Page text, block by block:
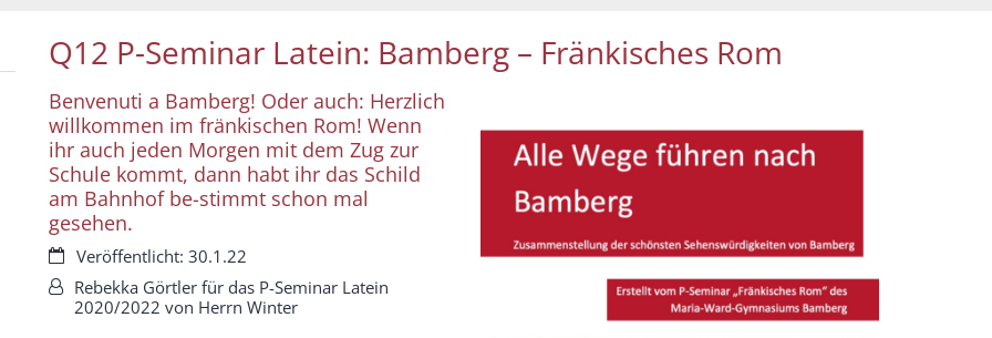
Q12 P-Seminar Latein: Bamberg – Fränkisches Rom
Benvenuti a Bamberg! Oder auch: Herzlich
willkommen im fränkischen Rom! Wenn
ihr auch jeden Morgen mit dem Zug zur
Schule kommt, dann habt ihr das Schild
am Bahnhof be-stimmt schon mal
gesehen.
Datum:Veröffentlicht: 30.1.22
Von:Rebekka Görtler für das P-Seminar Latein
2020/2022 von Herrn Winter